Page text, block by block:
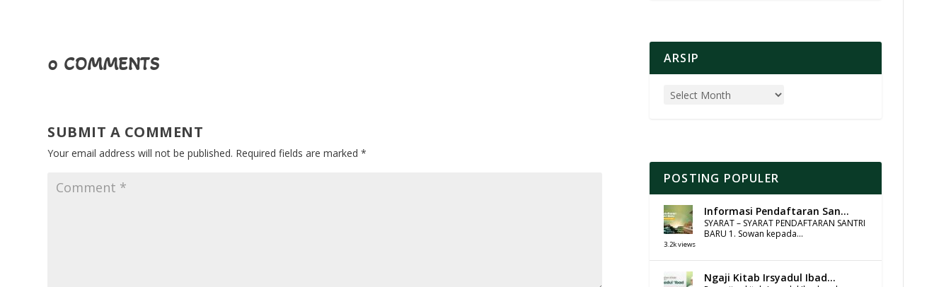
0 COMMENTS
SUBMIT A COMMENT
Your email address will not be published. Required fields are marked*
ARSIP
POSTING POPULER
Informasi Pendaftaran San...
SYARAT – SYARAT PENDAFTARAN SANTRI
BARU 1. Sowan kepada...
3.2k views
Ngaji Kitab Irsyadul Ibad...